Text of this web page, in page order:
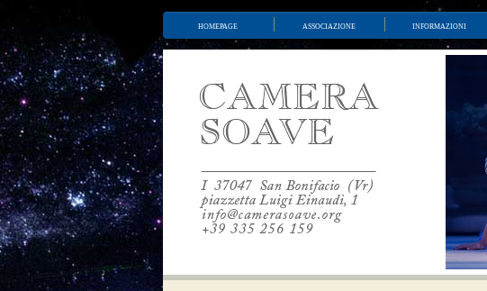
homepage associazione informazioni